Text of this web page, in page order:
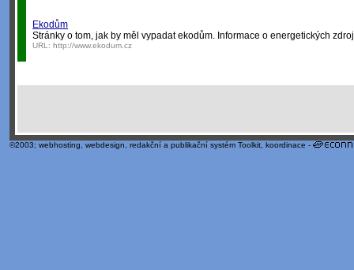
Ekodům
Stránky o tom, jak by měl vypadat ekodům. Informace o energetických
URL: http://www.ekodum.cz
©2003; webhosting webdesign redakční a publikační systém Toolkit , koordinace -